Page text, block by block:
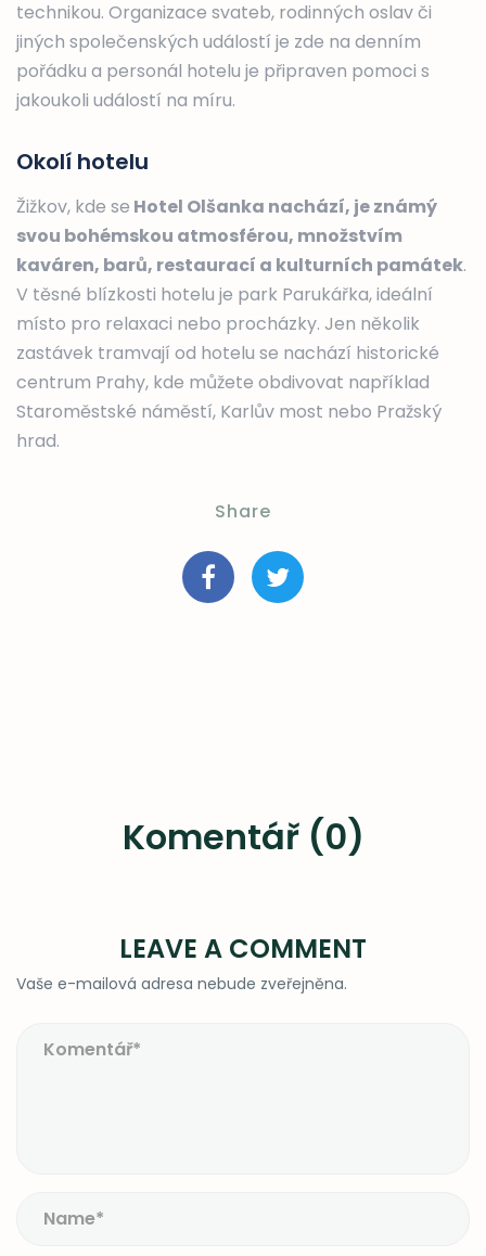
technikou. Organizace svateb, rodinných oslav či
jiných společenských událostí je zde na denním
pořádku a personál hotelu je připraven pomoci s
jakoukoli událostí na míru.
Okolí hotelu
Žižkov, kde se Hotel Olšanka nachází, je známý
svou bohémskou atmosférou, množstvím
kaváren, barů, restaurací a kulturních památek.
V těsné blízkosti hotelu je park Parukářka, ideální
místo pro relaxaci nebo procházky. Jen několik
zastávek tramvají od hotelu se nachází historické
centrum Prahy, kde můžete obdivovat například
Staroměstské náměstí, Karlův most nebo Pražský
hrad.
Share
Komentář (0)
LEAVE A COMMENT
Vaše e-mailová adresa nebude zveřejněna.